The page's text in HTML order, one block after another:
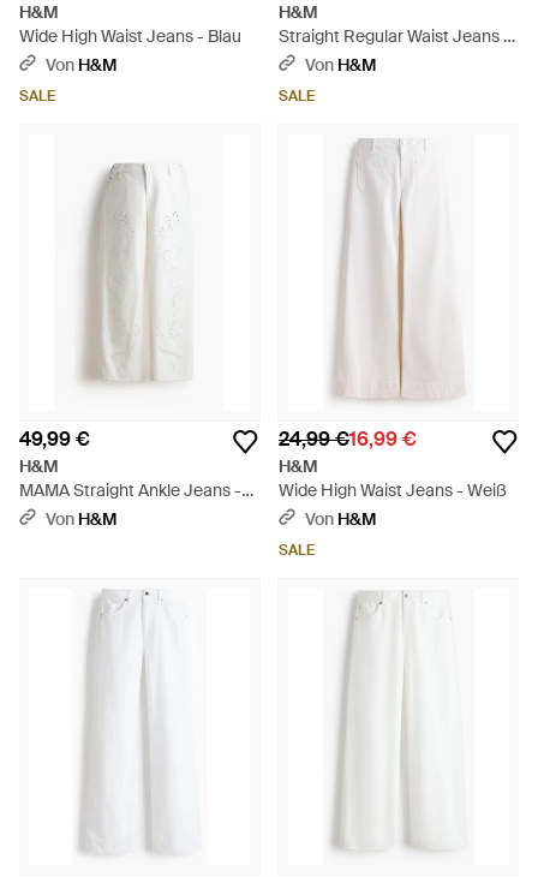
H&M
Wide High Waist Jeans - Blau
Von H&M
SALE
H&M
Straight Regular Waist Jeans -
BlauVon H&M
SALE
49,99 €
H&M
MAMA Straight Ankle Jeans -
WeißVon H&M
24,99 €16,99 €
H&M
Wide High Waist Jeans - Weiß
Von H&M
SALE